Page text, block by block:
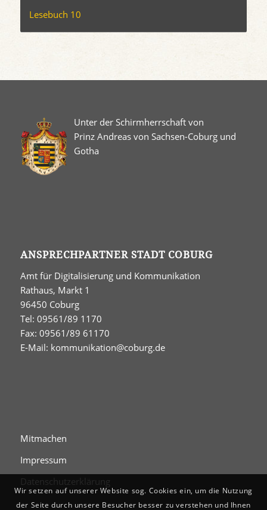
Lesebuch 10
Unter der Schirmherrschaft von
Prinz Andreas von Sachsen-Coburg und
Gotha
ANSPRECHPARTNER STADT COBURG
Amt für Digitalisierung und Kommunikation
Rathaus, Markt 1
96450 Coburg
Tel: 09561/89 1170
Fax: 09561/89 61170
E-Mail: kommunikation@coburg.de
Mitmachen
Impressum
Datenschutzerklärung
Wir setzen auf unserer Website sog. Cookies ein, um die Nutzung
der Seite durch unsere Besucher besser zu verstehen und Ihnen